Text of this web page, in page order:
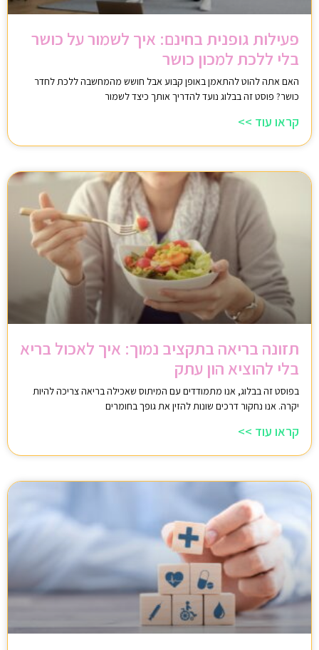
פעילות גופנית בחינם: איך לשמור על כושר
בלי ללכת למכון כושר
האם אתה להוט להתאמן באופן קבוע אבל חושש מהמחשבה ללכת לחדר
כושר? פוסט זה בבלוג נועד להדריך אותך כיצד לשמור
קראו עוד >>
תזונה בריאה בתקציב נמוך: איך לאכול בריא
בלי להוציא הון עתק
בפוסט זה בבלוג, אנו מתמודדים עם המיתוס שאכילה בריאה צריכה להיות
יקרה. אנו נחקור דרכים שונות להזין את גופך בחומרים
קראו עוד >>